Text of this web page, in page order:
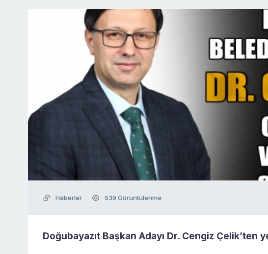
Haberler 539 Görüntülenme
Doğubayazıt Başkan Adayı Dr. Cengiz Çelik’ten